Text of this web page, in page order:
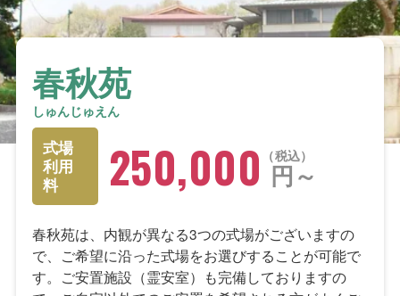
春秋苑
しゅんじゅえん
式場
利用
料
税込
250,000 円～
春秋苑は、内観が異なる3つの式場がございますの
で、ご希望に沿った式場をお選びすることが可能で
す。ご安置施設（霊安室）も完備しておりますの